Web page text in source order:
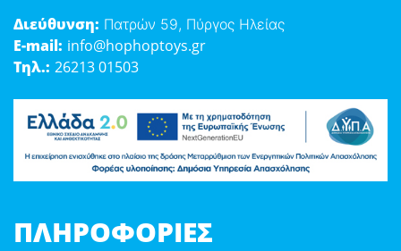
Διεύθυνση: Πατρών 59, Πύργος Ηλείας
E-mail: info@hophoptoys.gr
Τηλ.: 26213 01503
ΠΛΗΡΟΦΟΡΊΕΣ